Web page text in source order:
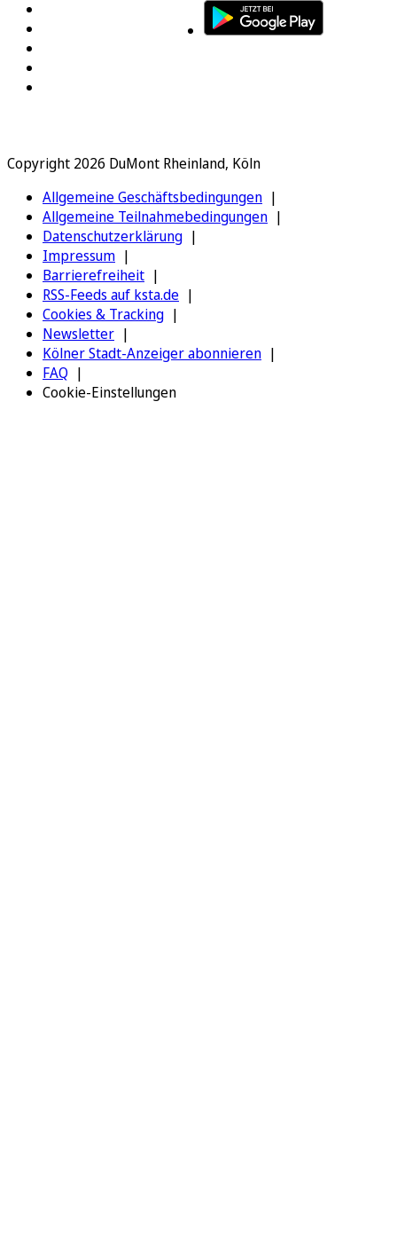
Copyright 2026 DuMont Rheinland, Köln
Allgemeine Geschäftsbedingungen
Allgemeine Teilnahmebedingungen
Datenschutzerklärung
Impressum
Barrierefreiheit
RSS-Feeds auf ksta.de
Cookies & Tracking
Newsletter
Kölner Stadt-Anzeiger abonnieren
FAQ
Cookie-Einstellungen